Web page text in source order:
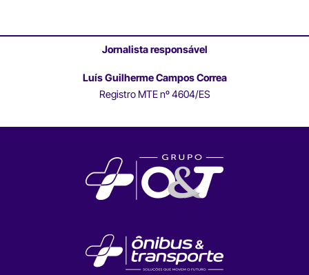
Jornalista responsável
Luís Guilherme Campos Correa
Registro MTE nº 4604/ES